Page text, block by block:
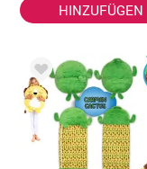
HINZUFÜGEN